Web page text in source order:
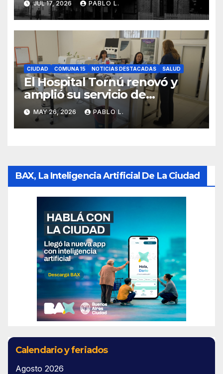
JUL 17, 2026 PABLO L.
CIUDAD COMUNA 15 NOTICIAS DESTACADAS SALUD
El Hospital Tornú renovó y
amplió su servicio de
Anatomía Patológica en
Parque Chas
MAY 26, 2026 PABLO L.
BAX, La Inteligencia Artificial De La Ciudad
Calendario y feriados
Agosto 2026